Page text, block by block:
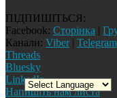
ПІДПИШІТЬСЯ:
Facebook: Сторінка |
Канали: Viber| Telegram
Threads
Bluesky
LinkedIn
Напишіть нам листа